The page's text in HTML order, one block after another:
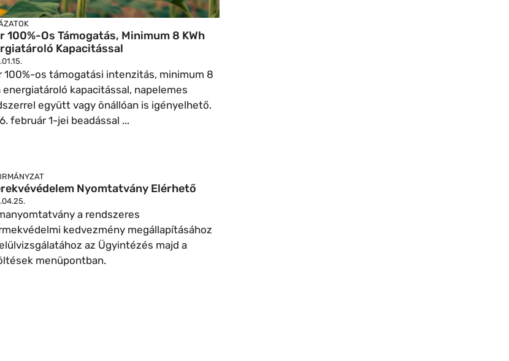
100%-Os Támogatás, Minimum 8 KWh
Kapacitással
100%-os támogatási intenzitás, minimum 8
energiatároló kapacitással, napelemes
együtt vagy önállóan is igényelhető.
február 1-jei beadással ...
Nyomtatvány Elérhető
a rendszeres
kedvezmény megállapításához
az Ügyintézés majd a
menüpontban.